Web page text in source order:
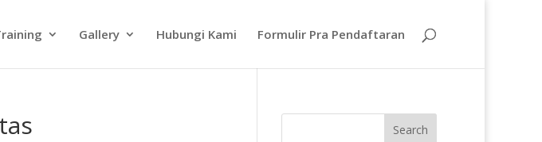
Gallery Hubungi Kami Formulir Pra Pendaftaran